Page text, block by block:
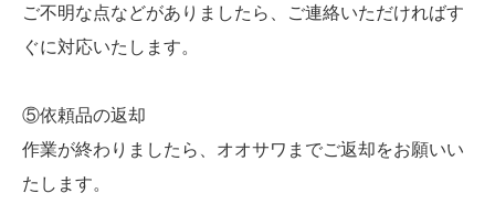
ご不明な点などがありましたら、ご連絡いただければす
ぐに対応いたします。
⑤依頼品の返却
作業が終わりましたら、オオサワまでご返却をお願いい
たします。